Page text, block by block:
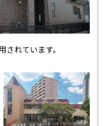
れています。